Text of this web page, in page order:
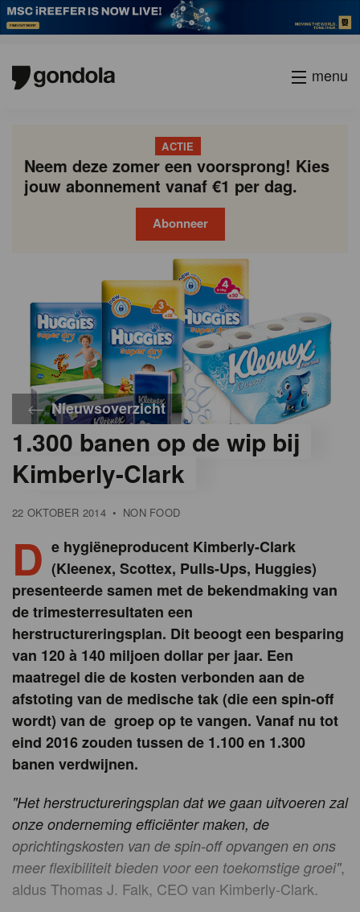
menu
ACTIE
Neem deze zomer een voorsprong! Kies
jouw abonnement vanaf €1 per dag.
Abonneer
Nieuwsoverzicht
1.300 banen op de wip bij
Kimberly-Clark
22 OKTOBER 2014 • NON FOOD
D e hygiëneproducent Kimberly-Clark
(Kleenex, Scottex, Pulls-Ups, Huggies)
presenteerde samen met de bekendmaking van
de trimesterresultaten een
herstructureringsplan. Dit beoogt een besparing
van 120 à 140 miljoen dollar per jaar. Een
maatregel die de kosten verbonden aan de
afstoting van de medische tak (die een spin-off
wordt) van de groep op te vangen. Vanaf nu tot
eind 2016 zouden tussen de 1.100 en 1.300
banen verdwijnen.
"Het herstructureringsplan dat we gaan uitvoeren zal
onze onderneming efficiënter maken, de
oprichtingskosten van de spin-off opvangen en ons
meer flexibiliteit bieden voor een toekomstige groei",
aldus Thomas J. Falk, CEO van Kimberly-Clark.